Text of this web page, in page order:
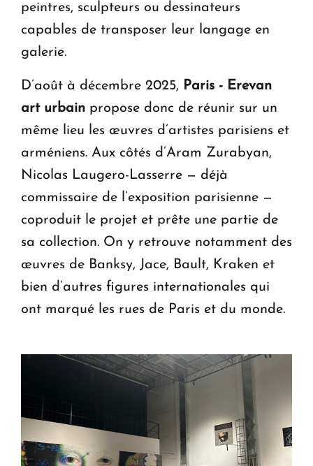
peintres, sculpteurs ou dessinateurs
capables de transposer leur langage en
galerie.
D’août à décembre 2025, Paris - Erevan
art urbain propose donc de réunir sur un
même lieu les œuvres d’artistes parisiens et
arméniens. Aux côtés d’Aram Zurabyan,
Nicolas Laugero-Lasserre — déjà
commissaire de l’exposition parisienne —
coproduit le projet et prête une partie de
sa collection. On y retrouve notamment des
œuvres de Banksy, Jace, Bault, Kraken et
bien d’autres figures internationales qui
ont marqué les rues de Paris et du monde.